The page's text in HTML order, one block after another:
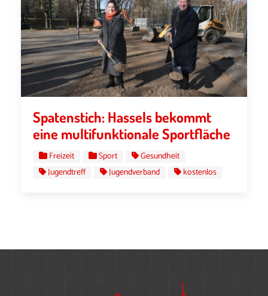
Spatenstich: Hassels bekommt
eine multifunktionale Sportfläche
Freizeit Sport
Gesundheit
Jugendtreff
Jugendverband kostenlos